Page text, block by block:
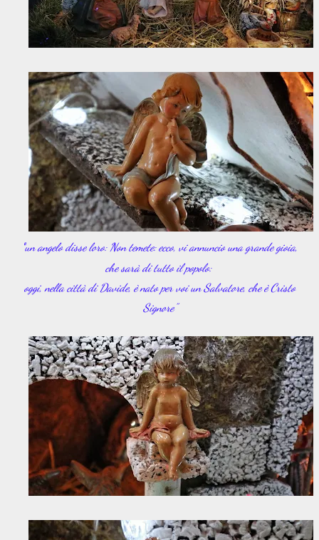
"un angelo disse loro: Non temete: ecco, vi annuncio una grande gioia,
che sarà di tutto il popolo:
oggi, nella città di Davide, è nato per voi un Salvatore, che è Cristo
Signore"